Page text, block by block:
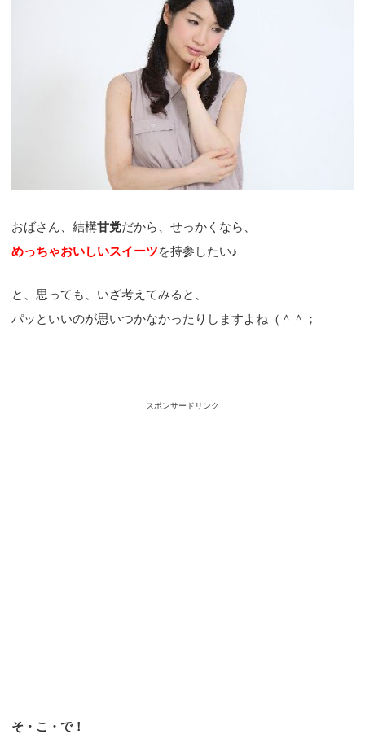
おばさん、結構甘党だから、せっかくなら、
めっちゃおいしいスイーツを持参したい♪
と、思っても、いざ考えてみると、
パッといいのが思いつかなかったりしますよね（＾＾；
スポンサードリンク
そ・こ・で！